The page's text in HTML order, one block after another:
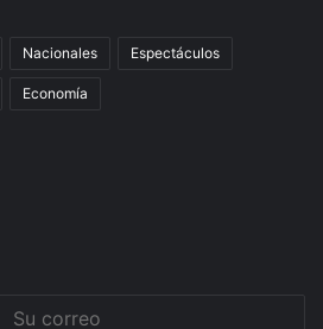
Nacionales Espectáculos
Economía